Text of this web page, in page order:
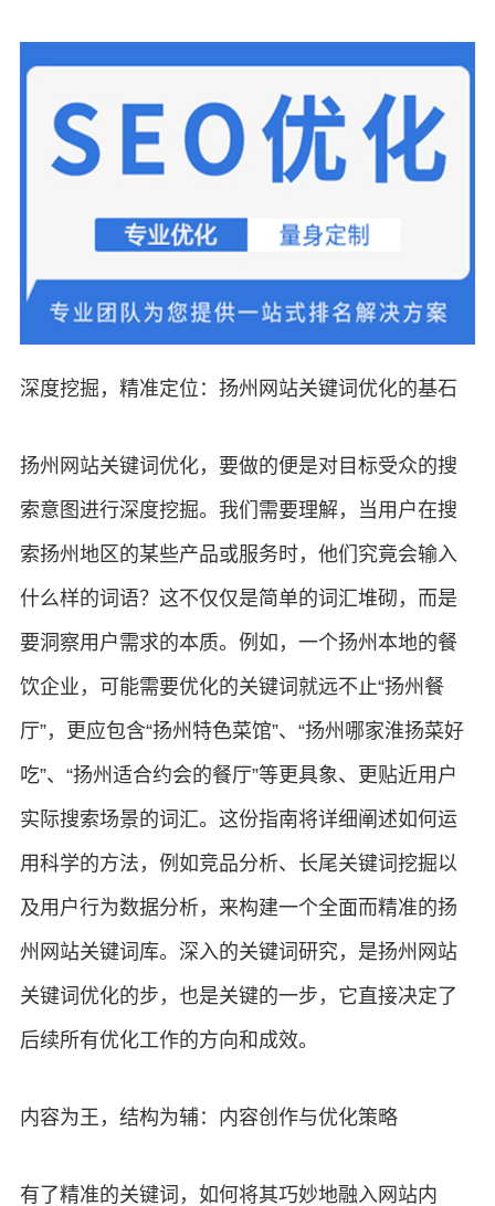
深度挖掘，精准定位：扬州网站关键词优化的基石
扬州网站关键词优化，要做的便是对目标受众的搜
索意图进行深度挖掘。我们需要理解，当用户在搜
索扬州地区的某些产品或服务时，他们究竟会输入
什么样的词语？这不仅仅是简单的词汇堆砌，而是
要洞察用户需求的本质。例如，一个扬州本地的餐
饮企业，可能需要优化的关键词就远不止“扬州餐
厅”，更应包含“扬州特色菜馆”、“扬州哪家淮扬菜好
吃”、“扬州适合约会的餐厅”等更具象、更贴近用户
实际搜索场景的词汇。这份指南将详细阐述如何运
用科学的方法，例如竞品分析、长尾关键词挖掘以
及用户行为数据分析，来构建一个全面而精准的扬
州网站关键词库。深入的关键词研究，是扬州网站
关键词优化的步，也是关键的一步，它直接决定了
后续所有优化工作的方向和成效。
内容为王，结构为辅：内容创作与优化策略
有了精准的关键词，如何将其巧妙地融入网站内